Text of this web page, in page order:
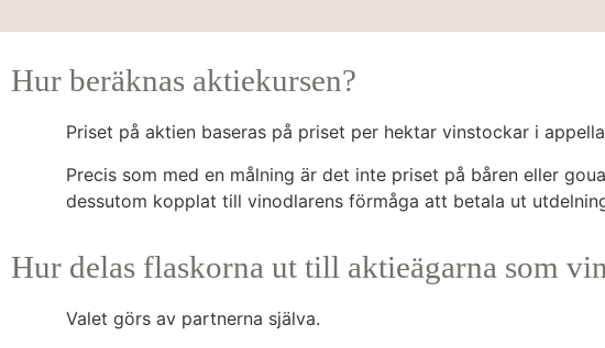
Hur beräknas aktiekursen?
Priset på aktien baseras på priset per hektar vinstockar i
Precis som med en målning är det inte priset på båren eller
dessutom kopplat till vinodlarens förmåga att betala ut
Hur delas flaskorna ut till aktieägarna som
Valet görs av partnerna själva.